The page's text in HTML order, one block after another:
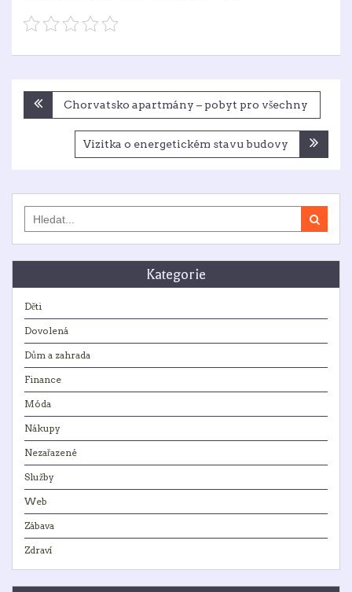
Navigace
pro
příspěvek
Chorvatsko apartmány – pobyt pro všechny
Vizitka o energetickém stavu budovy
for:
Kategorie
Děti
Dovolená
Dům a zahrada
Finance
Móda
Nákupy
Nezařazené
Služby
Web
Zábava
Zdraví